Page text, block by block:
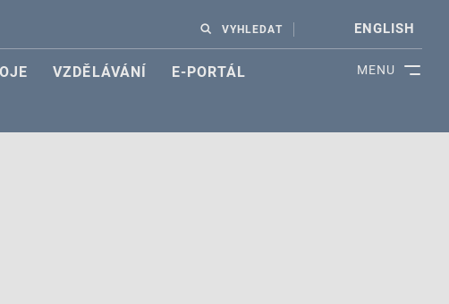
MENU
VYHLEDAT ENGLISH
VZDĚLÁVÁNÍ E-PORTÁL